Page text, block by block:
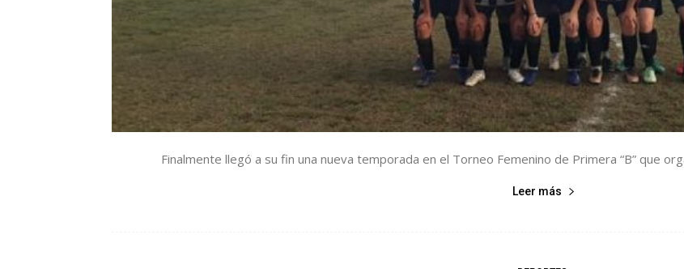
Finalmente llegó a su fin una nueva temporada en el Torneo Femenino de Primera “B” que
Leer más